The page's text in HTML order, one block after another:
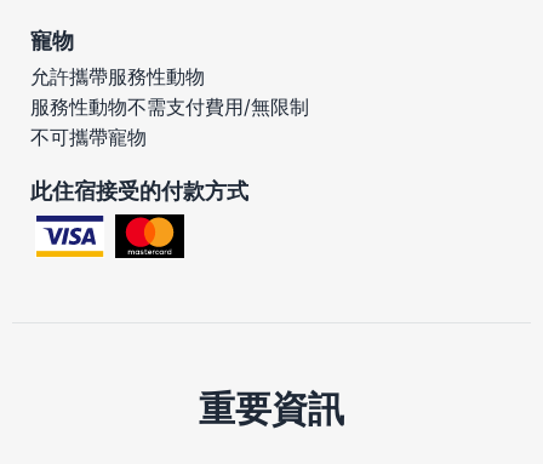
寵物
允許攜帶服務性動物
服務性動物不需支付費用/無限制
不可攜帶寵物
此住宿接受的付款方式
重要資訊